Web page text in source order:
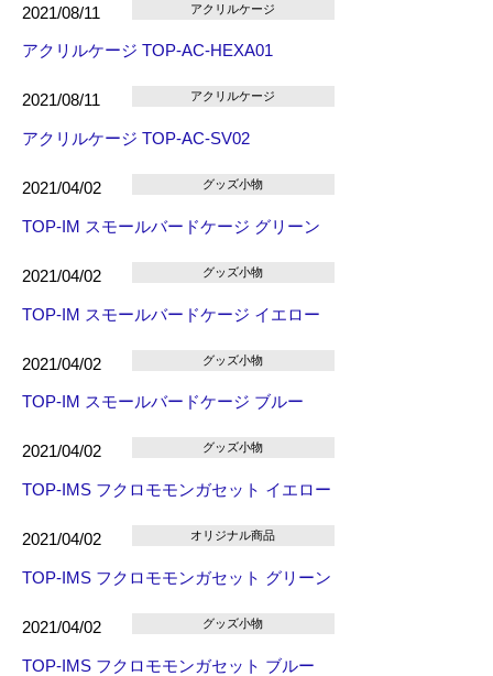
2021/08/11 アクリルケージ
アクリルケージ TOP-AC-HEXA01
2021/08/11 アクリルケージ
アクリルケージ TOP-AC-SV02
2021/04/02 グッズ小物
TOP-IM スモールバードケージ グリーン
2021/04/02 グッズ小物
TOP-IM スモールバードケージ イエロー
2021/04/02 グッズ小物
TOP-IM スモールバードケージ ブルー
2021/04/02 グッズ小物
TOP-IMS フクロモモンガセット イエロー
2021/04/02 オリジナル商品
TOP-IMS フクロモモンガセット グリーン
2021/04/02 グッズ小物
TOP-IMS フクロモモンガセット ブルー